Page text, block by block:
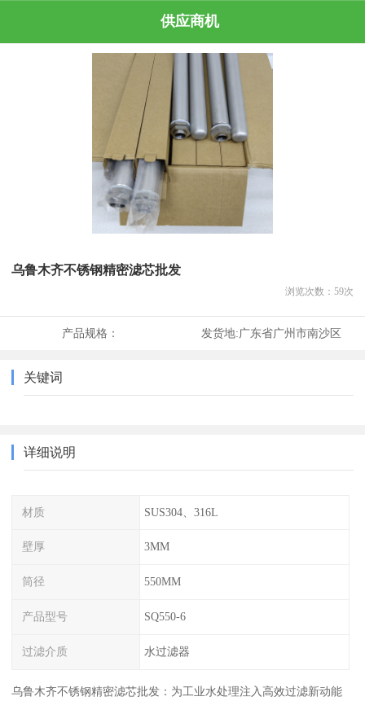
供应商机
乌鲁木齐不锈钢精密滤芯批发
浏览次数： 59次
产品规格： 发货地:广东省广州市南沙区
关键词
详细说明
材质 SUS304、316L
壁厚 3MM
筒径 550MM
产品型号 SQ550-6
过滤介质 水过滤器
乌鲁木齐不锈钢精密滤芯批发：为工业水处理注入高效过滤新动能